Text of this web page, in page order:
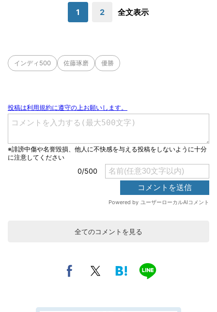
1 2 全文表示
インディ500 佐藤琢磨 優勝
全てのコメントを見る